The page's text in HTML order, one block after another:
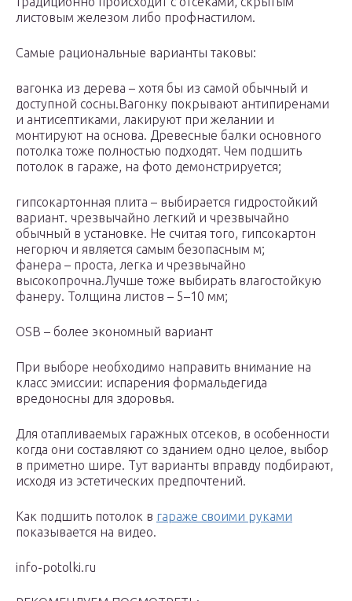
листовым железом либо профнастилом.
Самые рациональные варианты таковы:
вагонка из дерева – хотя бы из самой обычный и
доступной сосны.Вагонку покрывают антипиренами
и антисептиками, лакируют при желании и
монтируют на основа. Древесные балки основного
потолка тоже полностью подходят. Чем подшить
потолок в гараже, на фото демонстрируется;
гипсокартонная плита – выбирается гидростойкий
вариант. чрезвычайно легкий и чрезвычайно
обычный в установке. Не считая того, гипсокартон
негорюч и является самым безопасным м;
фанера – проста, легка и чрезвычайно
высокопрочна.Лучше тоже выбирать влагостойкую
фанеру. Толщина листов – 5–10 мм;
OSB – более экономный вариант
При выборе необходимо направить внимание на
класс эмиссии: испарения формальдегида
вредоносны для здоровья.
Для отапливаемых гаражных отсеков, в особенности
когда они составляют со зданием одно целое, выбор
в приметно шире. Тут варианты вправду подбирают,
исходя из эстетических предпочтений.
Как подшить потолок в­ гараже своими руками
показывается на видео.
info-potolki.ru